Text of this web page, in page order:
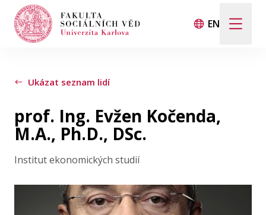
EN
Hledat
Když jsou k dispozici výsledky z našeptávače,
Události
Projekty
Ukázat seznam lidí
prof. Ing. Evžen Kočenda,
M.A., Ph.D., DSc.
Institut ekonomických studií